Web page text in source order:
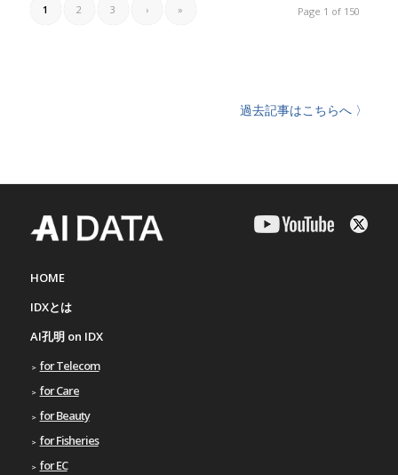
Page 1 of 150
1 2 3 › »
過去記事はこちらへ 〉
HOME
IDXとは
AI孔明 on IDX
for Telecom
for Care
for Beauty
for Fisheries
for EC